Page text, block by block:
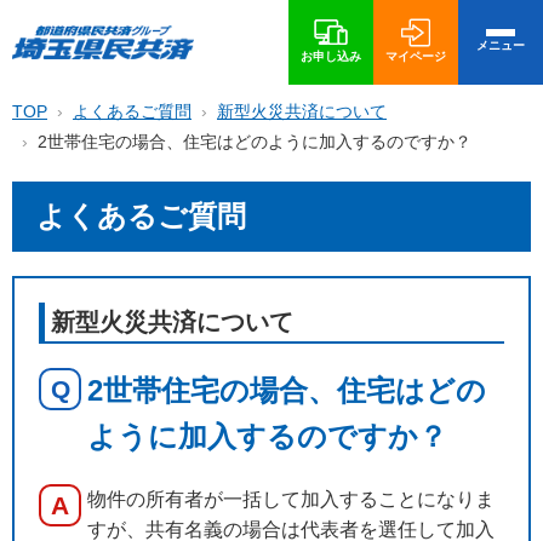
お申し込み マイページ
メニュー
TOP よくあるご質問
新型火災共済について
2世帯住宅の場合、住宅はどのように加入するのですか？
よくあるご質問
新型火災共済について
Q
2世帯住宅の場合、住宅はどの
ように加入するのですか？
A
物件の所有者が一括して加入することになりま
すが、共有名義の場合は代表者を選任して加入